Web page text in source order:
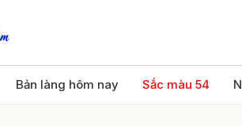
Bản làng hôm nay Sắc màu 54
bình luận